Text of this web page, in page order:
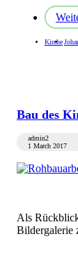
Kirche
Bau des
admin2
1 March 2017
Als
Bildergalerie